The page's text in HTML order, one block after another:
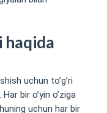
haqida
uchun to’g’ri
bir o’yin o’ziga
uchun har bir